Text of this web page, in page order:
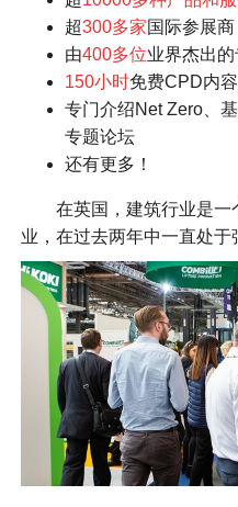
超300多家国际参展商
由400多位业界杰出
150小时免费CPD内
专门介绍Net Zero、
专题论坛
还有更多！
在英国，建筑行业是一
业，在过去两年中一直处于